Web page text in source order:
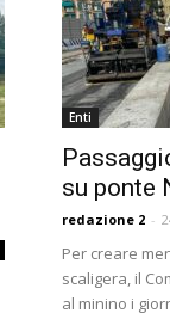
Enti
su ponte
redazione 2 -
Per creare
scaligera, il
al minino i